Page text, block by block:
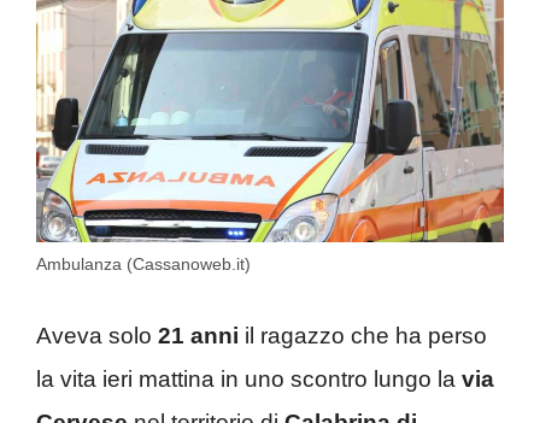
Ambulanza (Cassanoweb.it)
Aveva solo 21 anni il ragazzo che ha perso
la vita ieri mattina in uno scontro lungo la via